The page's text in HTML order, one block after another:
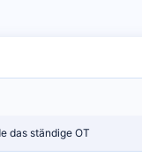
das ständige OT